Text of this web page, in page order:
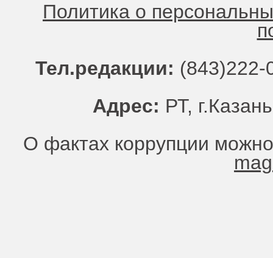
Политика о
Тел.редакции:
Адрес: РТ,
О фактах коррупции